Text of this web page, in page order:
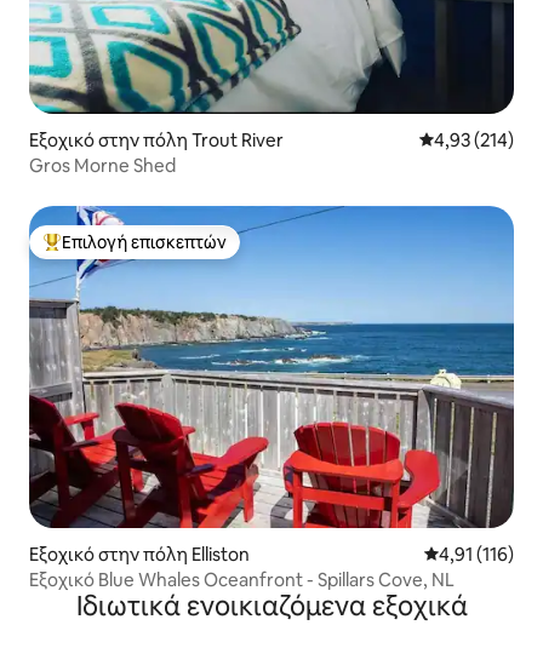
Εξοχικό στην πόλη Trout River Μέση
4,93 (214)
Gros Morne Shed
Κορυφαία επιλογή επισκεπτών
Επιλογή επισκεπτών
Εξοχικό στην πόλη Elliston Μέση
4,91 (116)
Εξοχικό Blue Whales Oceanfront - Spillars Cove, NL
Ιδιωτικά ενοικιαζόμενα εξοχικά